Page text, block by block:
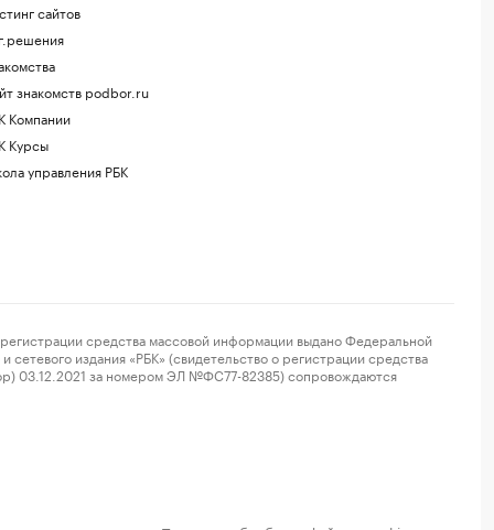
сайтов
знакомств podbor.ru
Компании
Курсы
управления РБК
средства массовой информации выдано Федеральной
издания «РБК» (свидетельство о регистрации средства
03.12.2021 за номером ЭЛ №ФС77-82385) сопровождаются